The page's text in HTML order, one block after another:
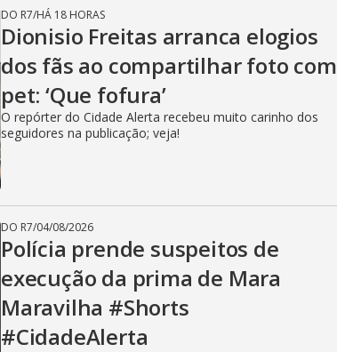
DO R7/HÁ 18 HORAS
Dionisio Freitas arranca elogios
dos fãs ao compartilhar foto com
pet: ‘Que fofura’
O repórter do Cidade Alerta recebeu muito carinho dos
seguidores na publicação; veja!
DO R7/04/08/2026
Polícia prende suspeitos de
execução da prima de Mara
Maravilha #Shorts
#CidadeAlerta